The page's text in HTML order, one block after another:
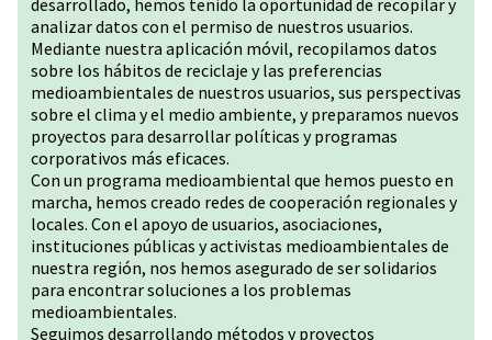
desarrollado, hemos tenido la oportunidad de recopilar y
analizar datos con el permiso de nuestros usuarios.
Mediante nuestra aplicación móvil, recopilamos datos
sobre los hábitos de reciclaje y las preferencias
medioambientales de nuestros usuarios, sus perspectivas
sobre el clima y el medio ambiente, y preparamos nuevos
proyectos para desarrollar políticas y programas
corporativos más eficaces.
Con un programa medioambiental que hemos puesto en
marcha, hemos creado redes de cooperación regionales y
locales. Con el apoyo de usuarios, asociaciones,
instituciones públicas y activistas medioambientales de
nuestra región, nos hemos asegurado de ser solidarios
para encontrar soluciones a los problemas
medioambientales.
Seguimos desarrollando métodos y proyectos